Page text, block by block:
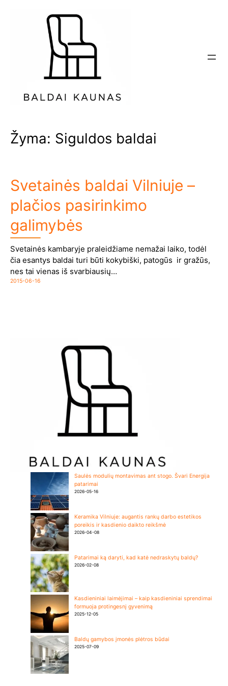
Žyma: Siguldos baldai
Svetainės baldai Vilniuje –
plačios pasirinkimo
galimybės
Svetainės kambaryje praleidžiame nemažai laiko, todėl
čia esantys baldai turi būti kokybiški, patogūs ir gražūs,
nes tai vienas iš svarbiausių…
2015-06-16
Saulės modulių montavimas ant stogo. Švari Energija
patarimai
2026-05-16
Keramika Vilniuje: augantis rankų darbo estetikos
poreikis ir kasdienio daikto reikšmė
2026-04-08
Patarimai ką daryti, kad katė nedraskytų baldų?
2026-02-08
Kasdieniniai laimėjimai – kaip kasdieniniai sprendimai
formuoja protingesnį gyvenimą
2025-12-05
Baldų gamybos įmonės plėtros būdai
2025-07-09